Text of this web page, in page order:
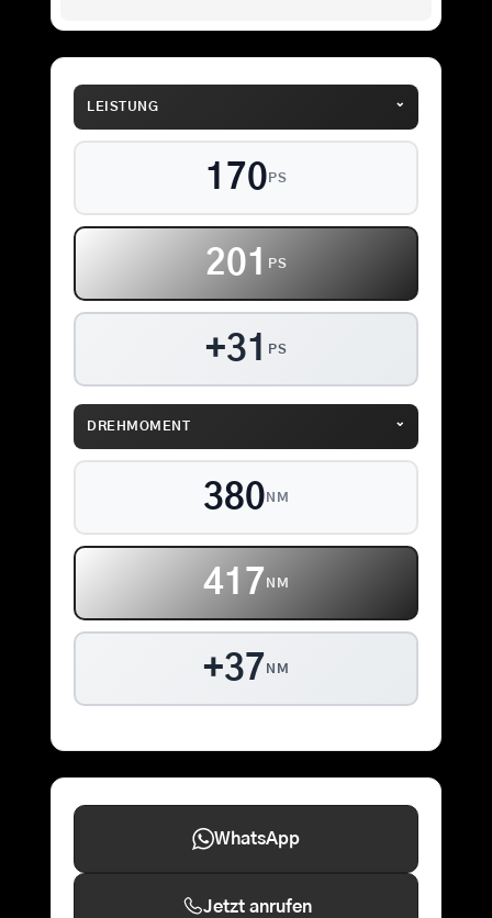
LEISTUNG ⌄
170 PS
201 PS
+31 PS
DREHMOMENT ⌄
380 NM
417 NM
+37 NM
WhatsApp
Jetzt anrufen